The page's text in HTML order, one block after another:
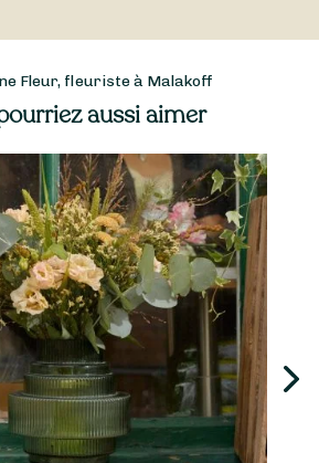
Fleur, fleuriste à Malakoff
aussi aimer